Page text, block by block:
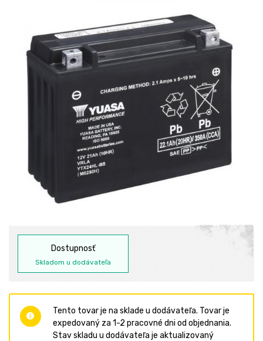
Dostupnosť
Skladom u dodávateľa
Tento tovar je na sklade u dodávateľa. Tovar je
expedovaný za 1-2 pracovné dni od objednania.
Stav skladu u dodávateľa je aktualizovaný